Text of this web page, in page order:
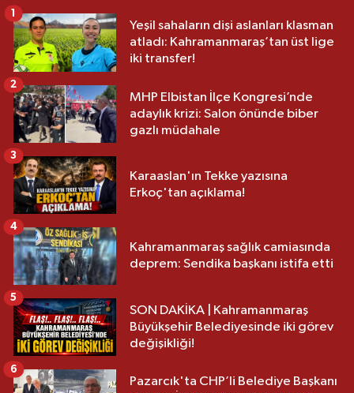
Yeşil sahaların dişi aslanları klasman
atladı: Kahramanmaraş’tan üst lige
iki transfer!
1
MHP Elbistan İlçe Kongresi’nde
adaylık krizi: Salon önünde biber
gazlı müdahale
2
Karaaslan'ın Tekke yazısına
Erkoç'tan açıklama!
3
Kahramanmaraş sağlık camiasında
deprem: Sendika başkanı istifa etti
4
SON DAKİKA | Kahramanmaraş
Büyükşehir Belediyesinde iki görev
değişikliği!
5
Pazarcık'ta CHP’li Belediye Başkanı
6